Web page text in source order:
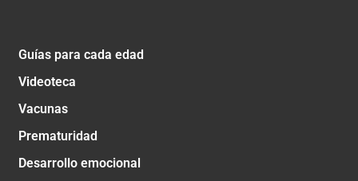
Guías para cada edad
Videoteca
Vacunas
Prematuridad
Desarrollo emocional